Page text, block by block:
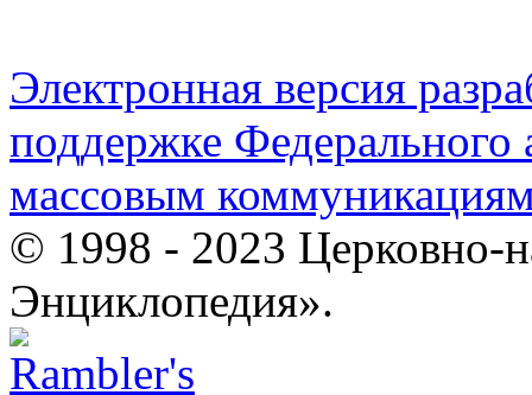
Электронная версия
поддержке Федерального
массовым
© 1998 - 2023 Церковно-
Энциклопедия».